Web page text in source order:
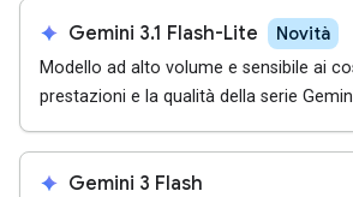
spark Gemini 3.1 Flash-Lite Novità
Modello ad alto volume e sensibile ai
prestazioni e la qualità della serie
spark Gemini 3 Flash